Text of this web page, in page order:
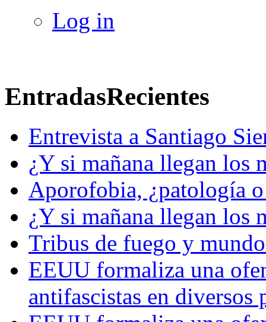
Log in
EntradasRecientes
Entrevista a Santiago
¿Y si mañana llegan los
Aporofobia, ¿patología
¿Y si mañana llegan los
Tribus de fuego y
EEUU formaliza una
antifascistas en